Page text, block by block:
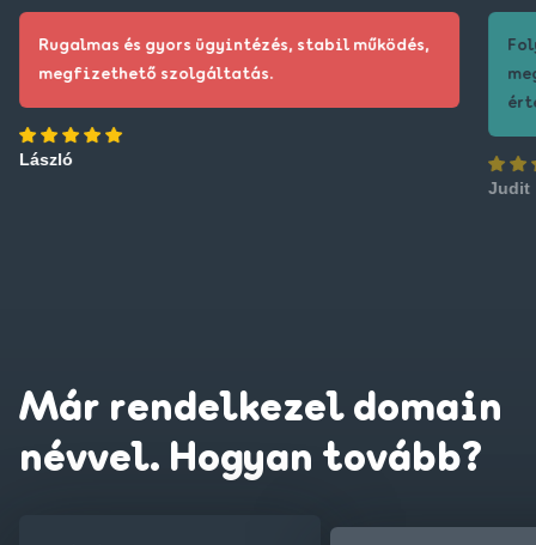
Rugalmas és gyors ügyintézés, stabil működés,
megfizethető szolgáltatás.
László
Judit
Már rendelkezel domain
névvel. Hogyan tovább?